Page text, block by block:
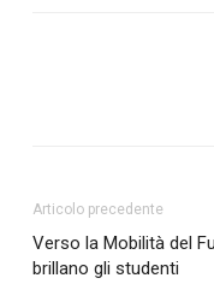
Articolo precedente
Verso la Mobilità del
brillano gli studenti